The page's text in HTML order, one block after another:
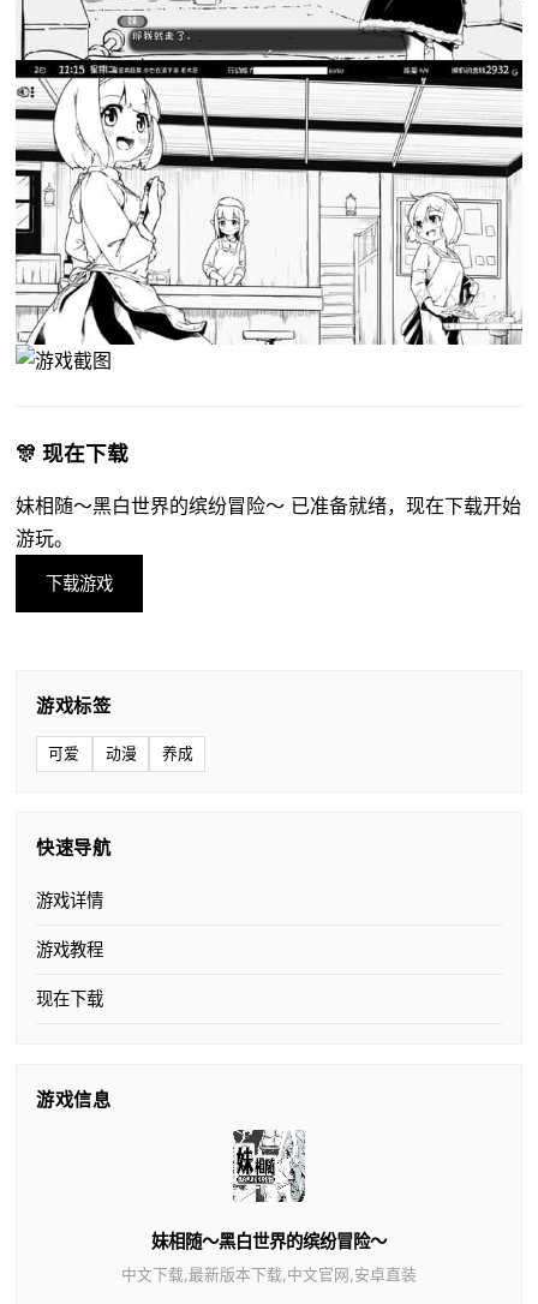
🎊 现在下载
妹相随～黑白世界的缤纷冒险～ 已准备就绪，现在下载开始
游玩。
下载游戏
游戏标签
可爱 动漫 养成
快速导航
游戏详情
游戏教程
现在下载
游戏信息
妹相随～黑白世界的缤纷冒险～
中文下载,最新版本下载,中文官网,安卓直装